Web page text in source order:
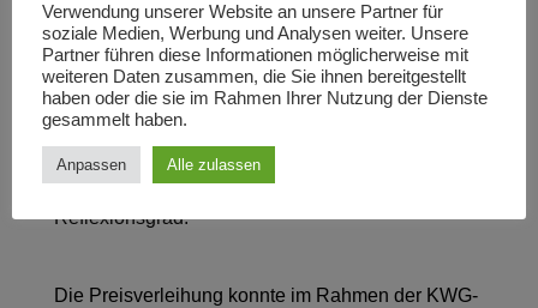
dieser Bilder und begleitet ihre jeweiligen
Biographien bis in die Gegenwart. Dabei belässt
sie es nicht bei einer mikrohistorischen
Objektgeschichte, sondern bezieht auch die
langue durée der Rezeptionskontexte und bewegt
sich gekonnt zwischen Mediengeschichte und
Geschichtspolitik, zwischen solider empirischer
Reflexionsgrad.
Die Preisverleihung konnte im Rahmen der KWG-
Verwendung unserer Website an unsere Partner für
soziale Medien, Werbung und Analysen weiter. Unsere
Partner führen diese Informationen möglicherweise mit
weiteren Daten zusammen, die Sie ihnen bereitgestellt
haben oder die sie im Rahmen Ihrer Nutzung der Dienste
gesammelt haben.
Anpassen Alle zulassen